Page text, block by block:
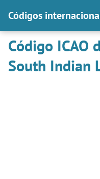
Códigos
Código ICAO
South Indian